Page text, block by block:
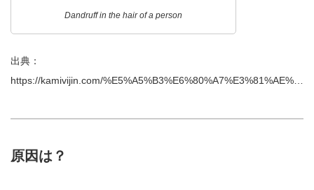
Dandruff in the hair of a person
出典：
https://kamivijin.com/%E5%A5%B3%E6%80%A7%E3%81%AE%…
原因は？